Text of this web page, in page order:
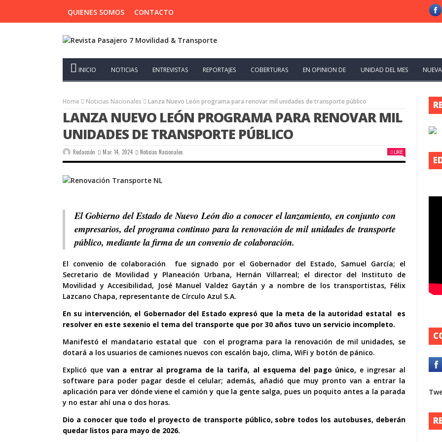
QUIENES SOMOS CONTACTO
INICIO NOTICIAS ENTREVISTAS REPORTAJES COBERTURAS EN OPINION DE UNIDAD DEL MES
Home Noticias Nacionales Lanza Nuevo León programa para renovar mil unidades de transporte público
LANZA NUEVO LEÓN PROGRAMA PARA RENOVAR MIL
UNIDADES DE TRANSPORTE PÚBLICO
Redacción Mar 14, 2024 Noticias Nacionales LIKE
El Gobierno del Estado de Nuevo León dio a conocer el lanzamiento, en conjunto con
empresarios, del programa continuo para la renovación de mil unidades de transporte
público, mediante la firma de un convenio de colaboración.
El convenio de colaboración fue signado por el Gobernador del Estado, Samuel García; el
Secretario de Movilidad y Planeación Urbana, Hernán Villarreal; el director del Instituto de
Movilidad y Accesibilidad, José Manuel Valdez Gaytán y a nombre de los transportistas, Félix
Lazcano Chapa, representante de Círculo Azul S.A.
En su intervención, el Gobernador del Estado expresó que la meta de la autoridad estatal es
resolver en este sexenio el tema del transporte que por 30 años tuvo un servicio incompleto.
Manifestó el mandatario estatal que con el programa para la renovación de mil unidades, se
dotará a los usuarios de camiones nuevos con escalón bajo, clima, WiFi y botón de pánico.
Explicó quevan a entrar al programa de la tarifa, al esquema del pago único, e ingresar al
software para poder pagar desde el celular; además, añadió que muy pronto van a entrar la
aplicación para ver dónde viene el camión y que la gente salga, pues un poquito antes a la parada
y no estar ahí una o dos horas.
Dio a conocer que todo el proyecto de transporte público, sobre todos los autobuses, deberán
quedar listos para mayo de 2026.